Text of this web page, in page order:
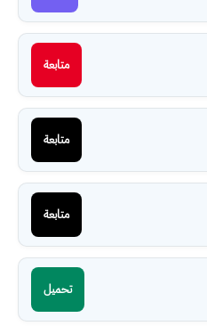
متابعة
متابعة
متابعة
تحميل